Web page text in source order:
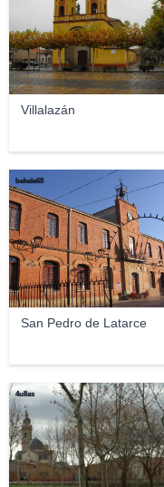
Villalazán
San Pedro de Latarce
bekele68
4ullas